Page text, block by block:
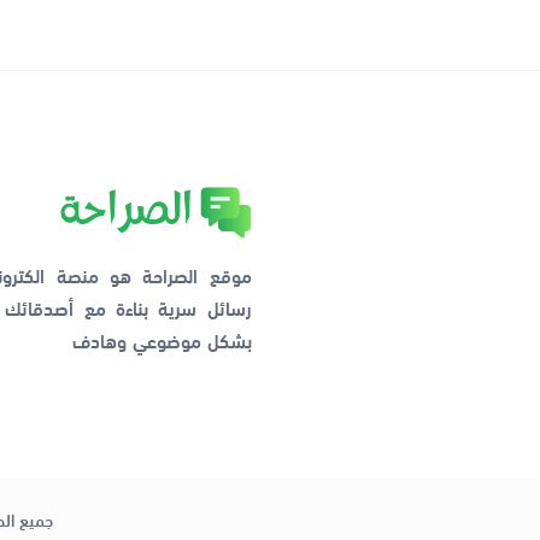
موقع الصراحة هو منصة
رسائل سرية بناءة مع
بشكل موضوعي وهادف
جميع